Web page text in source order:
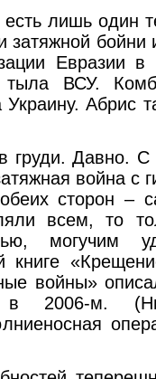
лишь один
бойни
Евразии в
ВСУ.
Абрис
Давно. С
война с
сторон –
всем, то
могучим
войны»
2006-м.